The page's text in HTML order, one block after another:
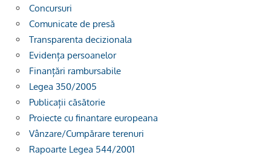
Concursuri
Comunicate de presă
Transparenta decizionala
Evidența persoanelor
Finanțări rambursabile
Legea 350/2005
Publicații căsătorie
Proiecte cu finantare europeana
Vânzare/Cumpărare terenuri
Rapoarte Legea 544/2001